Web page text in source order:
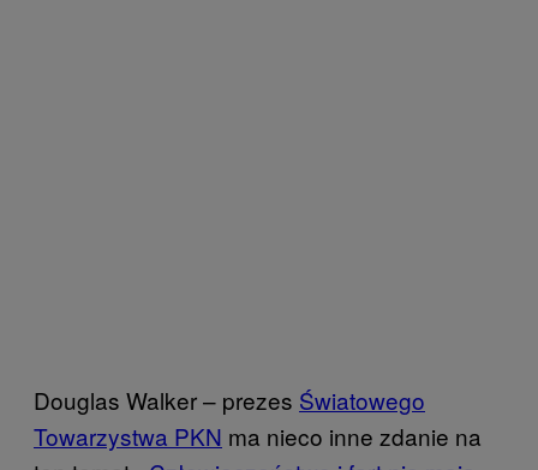
Douglas Walker – prezes Światowego
Towarzystwa PKN ma nieco inne zdanie na